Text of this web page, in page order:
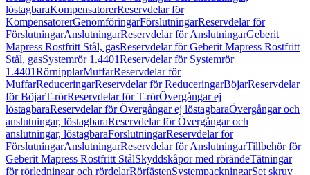
löstagbaraKompensatorerReservdelar för
KompensatorerGenomföringarFörslutningarReservdelar för
FörslutningarAnslutningarReservdelar för AnslutningarGeberit
Mapress Rostfritt Stål, gasReservdelar för Geberit Mapress Rostfritt
Stål, gasSystemrör 1.4401Reservdelar för Systemrör
1.4401RörnipplarMuffarReservdelar för
MuffarReduceringarReservdelar för ReduceringarBöjarReservdelar
för BöjarT-rörReservdelar för T-rörÖvergångar ej
löstagbaraReservdelar för Övergångar ej löstagbaraÖvergångar och
anslutningar, löstagbaraReservdelar för Övergångar och
anslutningar, löstagbaraFörslutningarReservdelar för
FörslutningarAnslutningarReservdelar för AnslutningarTillbehör för
Geberit Mapress Rostfritt StålSkyddskåpor med rörändeTätningar
för rörledningar och rördelarRörfästenSystempackningarSet skruv